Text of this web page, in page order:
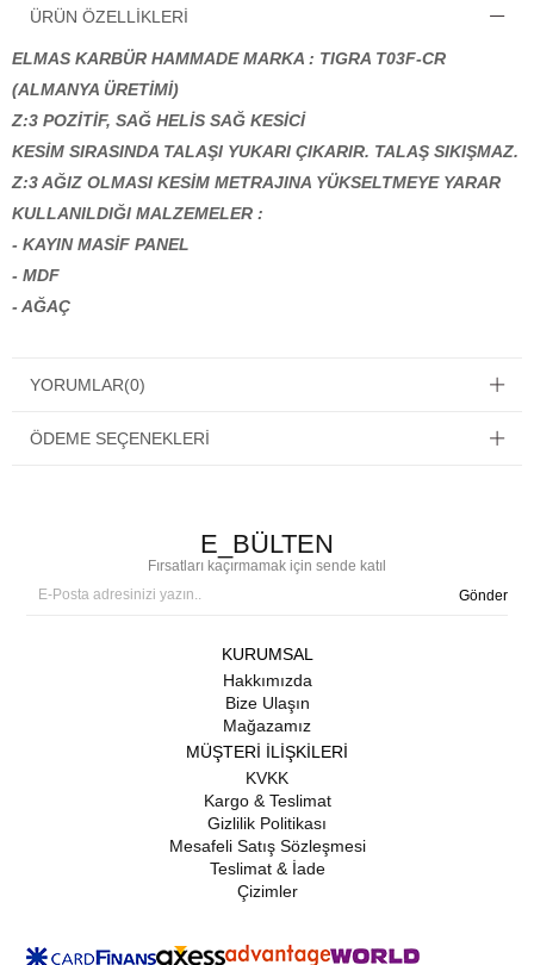
ÜRÜN ÖZELLIKLERI
ELMAS KARBÜR HAMMADE MARKA : TIGRA T03F-CR
(ALMANYA ÜRETİMİ)
Z:3 POZİTİF, SAĞ HELİS SAĞ KESİCİ
KESİM SIRASINDA TALAŞI YUKARI ÇIKARIR. TALAŞ SIKIŞMAZ.
Z:3 AĞIZ OLMASI KESİM METRAJINA YÜKSELTMEYE YARAR
KULLANILDIĞI MALZEMELER :
- KAYIN MASİF PANEL
- MDF
- AĞAÇ
YORUMLAR(0)
ÖDEME SEÇENEKLERI
E_BÜLTEN
Fırsatları kaçırmamak için sende katıl
Gönder
KURUMSAL
Hakkımızda
Bize Ulaşın
Mağazamız
MÜŞTERİ İLİŞKİLERİ
KVKK
Kargo & Teslimat
Gizlilik Politikası
Mesafeli Satış Sözleşmesi
Teslimat & İade
Çizimler